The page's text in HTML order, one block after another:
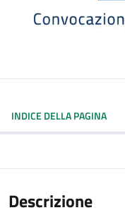
INDICE DELLA PAGINA
Descrizione